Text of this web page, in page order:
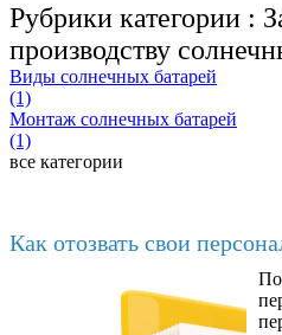
Рубрики категории :
производству
Виды солнечных батарей
(1)
Монтаж солнечных батарей
(1)
все категории
Как отозвать свои